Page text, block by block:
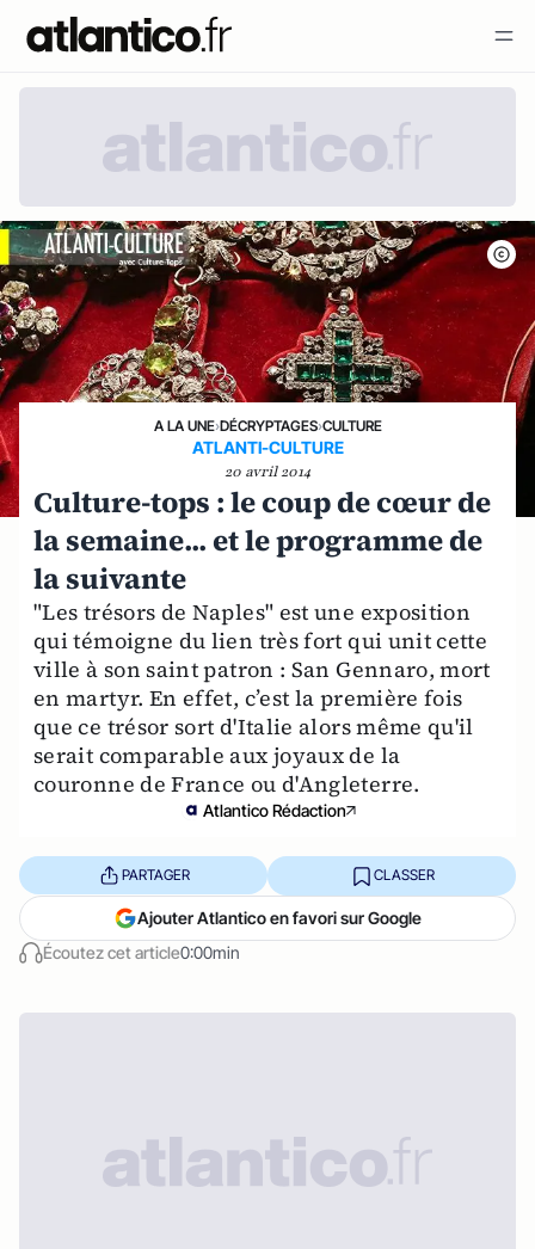
A LA UNE›DÉCRYPTAGES›CULTURE
ATLANTI-CULTURE
20 avril 2014
Culture-tops : le coup de cœur de
la semaine... et le programme de
la suivante
"Les trésors de Naples" est une exposition
qui témoigne du lien très fort qui unit cette
ville à son saint patron : San Gennaro, mort
en martyr. En effet, c’est la première fois
que ce trésor sort d'Italie alors même qu'il
serait comparable aux joyaux de la
couronne de France ou d'Angleterre.
Atlantico Rédaction
Écoutez cet article0:00min
PARTAGER CLASSER
Ajouter Atlantico en favori sur Google